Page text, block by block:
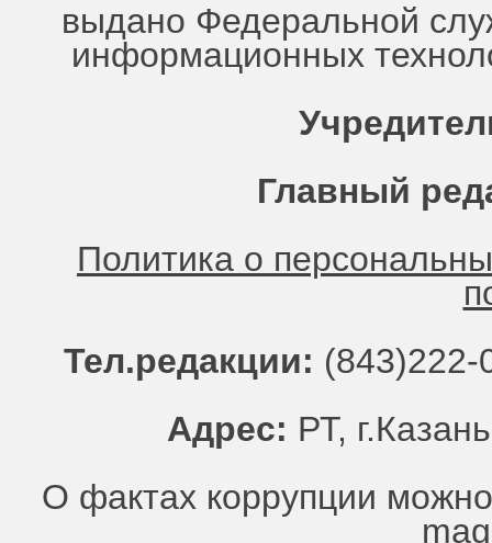
выдано Федеральной
информационных
Главный
Политика о
Тел.редакции:
Адрес: РТ,
О фактах коррупции